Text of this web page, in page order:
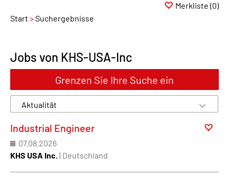
Start Suchergebnisse
Merkliste (0)
Jobs von KHS-USA-Inc
Grenzen Sie Ihre Suche ein
Industrial Engineer
07.08.2026
KHS USA Inc.| Deutschland